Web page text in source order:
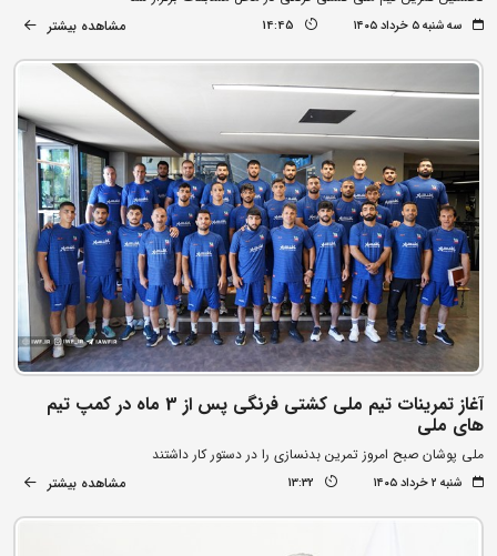
سه شنبه ۵ خرداد ۱۴۰۵ 14:45 مشاهده بیشتر
آغاز تمرینات تیم ملی کشتی فرنگی پس از 3 ماه در کمپ تیم
های ملی
ملی پوشان صبح امروز تمرین بدنسازی را در دستور کار داشتند
شنبه ۲ خرداد ۱۴۰۵ 13:32 مشاهده بیشتر